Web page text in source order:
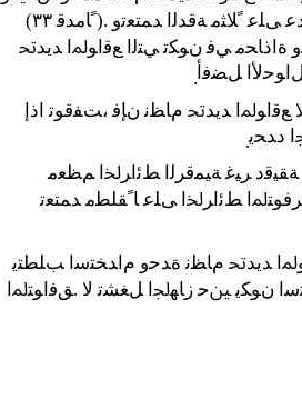
ﻰﻠﻋ ﹰﻼﺜﻣ ﺔﻗﺪﻟﺍ ﺪﻤﺘﻌﺗﻭ .(ﹰﺎﻣﺪﻗ ٣٣)
ﻲﻓ ﻥﻮﻜﺗ ﻲﺘﻟﺍ ﻊﻗﺍﻮﳌﺍ ﺪﻳﺪﲢ
. ﻞﻀﻓﺃ
ﺪﻳﺪﲢ ﻡﺎﻈﻧ ﻥﺈﻓ ،ﺖﻔﻗﻮﺗ ﺍﺫﺇ
.ﺩﺪﺤﻳ
ﺔﻘﻴﻗﺩ ﺮﻴﻏ ﺔﻴﻤﻗﺮﻟﺍ ﻂﺋﺍﺮﳋﺍ ﻢﻈﻌﻣ
ﻂﺋﺍﺮﳋﺍ ﻰﻠﻋ ﺎﹰﻘﻠﻄﻣ ﺪﻤﺘﻌﺗ
ﺪﻳﺪﲢ ﻡﺎﻈﻧ ﺓﺪﺣﻭ ﻡﺍﺪﺨﺘﺳﺍ ﺐﻠﻄﺘﻳ
ﻥﻮﻜﻳ ﲔﺣ ﺯﺎﻬﳉﺍ ﻞﻐﺸﺗ ﻻ .ﻖﻓﺍﻮﺘﳌﺍ